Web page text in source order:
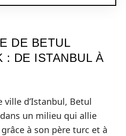
DE BETUL
: DE ISTANBUL À
ville d’Istanbul, Betul
un milieu qui allie
à son père turc et à